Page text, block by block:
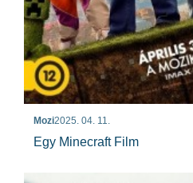
Mozi2025. 04. 11.
Egy Minecraft Film